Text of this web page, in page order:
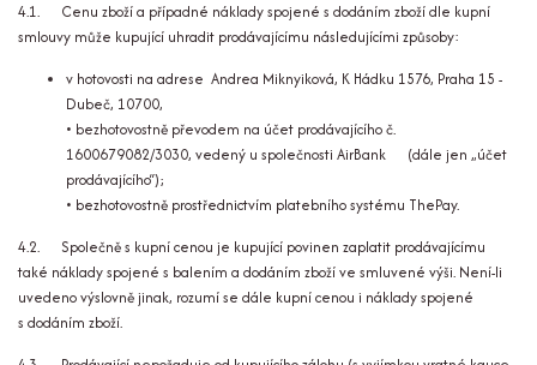
4.1. Cenu zboží a případné náklady spojené s dodáním zboží dle kupní
smlouvy může kupující uhradit prodávajícímu následujícími způsoby:
v hotovosti na adrese Andrea Miknyiková, K Hádku 1576, Praha 15 -
Dubeč, 10700,
• bezhotovostně převodem na účet prodávajícího č.
1600679082/3030, vedený u společnosti AirBank (dále jen „účet
prodávajícího“);
• bezhotovostně prostřednictvím platebního systému ThePay.
4.2. Společně s kupní cenou je kupující povinen zaplatit prodávajícímu
také náklady spojené s balením a dodáním zboží ve smluvené výši. Není-li
uvedeno výslovně jinak, rozumí se dále kupní cenou i náklady spojené
s dodáním zboží.